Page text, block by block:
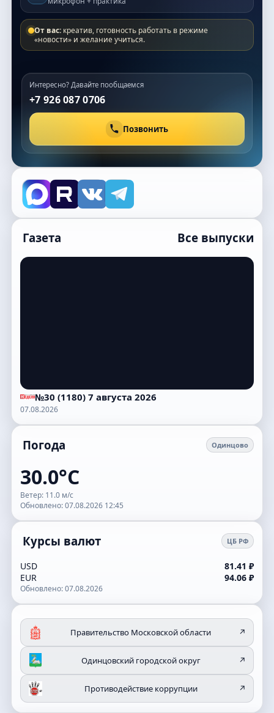
От вас: креатив, готовность работать в режиме
«новости» и желание учиться.
Интересно? Давайте пообщаемся
+7 926 087 0706
Позвонить
Газета Все выпуски
№30 (1180) 7 августа 2026
07.08.2026
Погода Одинцово
30.0°C
Ветер: 11.0 м/с
Обновлено: 07.08.2026 12:45
Курсы валют ЦБ РФ
USD
81.41 ₽
EUR
94.06 ₽
Обновлено: 07.08.2026
Правительство Московской области ↗
Одинцовский городской округ ↗
Противодействие коррупции ↗